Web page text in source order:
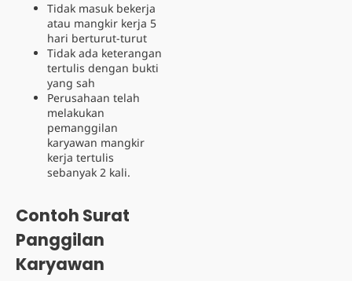
Tidak masuk bekerja
atau mangkir kerja 5
hari berturut-turut
Tidak ada keterangan
tertulis dengan bukti
yang sah
Perusahaan telah
melakukan
pemanggilan
karyawan mangkir
kerja tertulis
sebanyak 2 kali.
Contoh Surat
Panggilan
Karyawan